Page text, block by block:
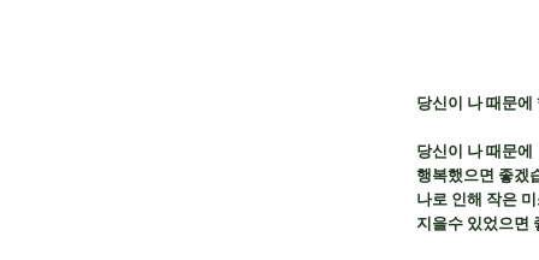
당신이 나 때문
당신이 나 때문에
행복했으면 좋겠
나로 인해 작은
지을수 있었으면